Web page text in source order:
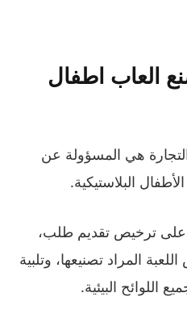
العاب اطفال
هي المسؤولة عن
البلاستيكية.
ترخيص تقديم طلب،
المراد تصنيعها، وتلبية
اللوائح البيئية.